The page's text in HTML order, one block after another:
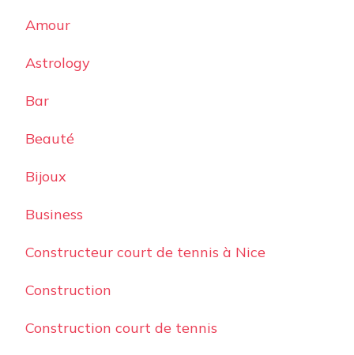
Amour
Astrology
Bar
Beauté
Bijoux
Business
Constructeur court de tennis à Nice
Construction
Construction court de tennis